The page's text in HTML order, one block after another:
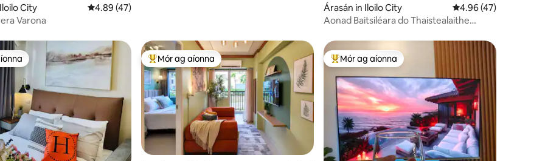
City Meánrátáil 4.89 as 5, 47 léirmheas
4.89 (47)
Varona
Árasán in Iloilo City Meánrátáil 4.96 as 5,
4.96 (47)
Aonad Baitsiléara do Thaistealaithe
An-mhór ag aíonna
Mór ag aíonna An-mhór ag aíonna
Mór ag aíonna